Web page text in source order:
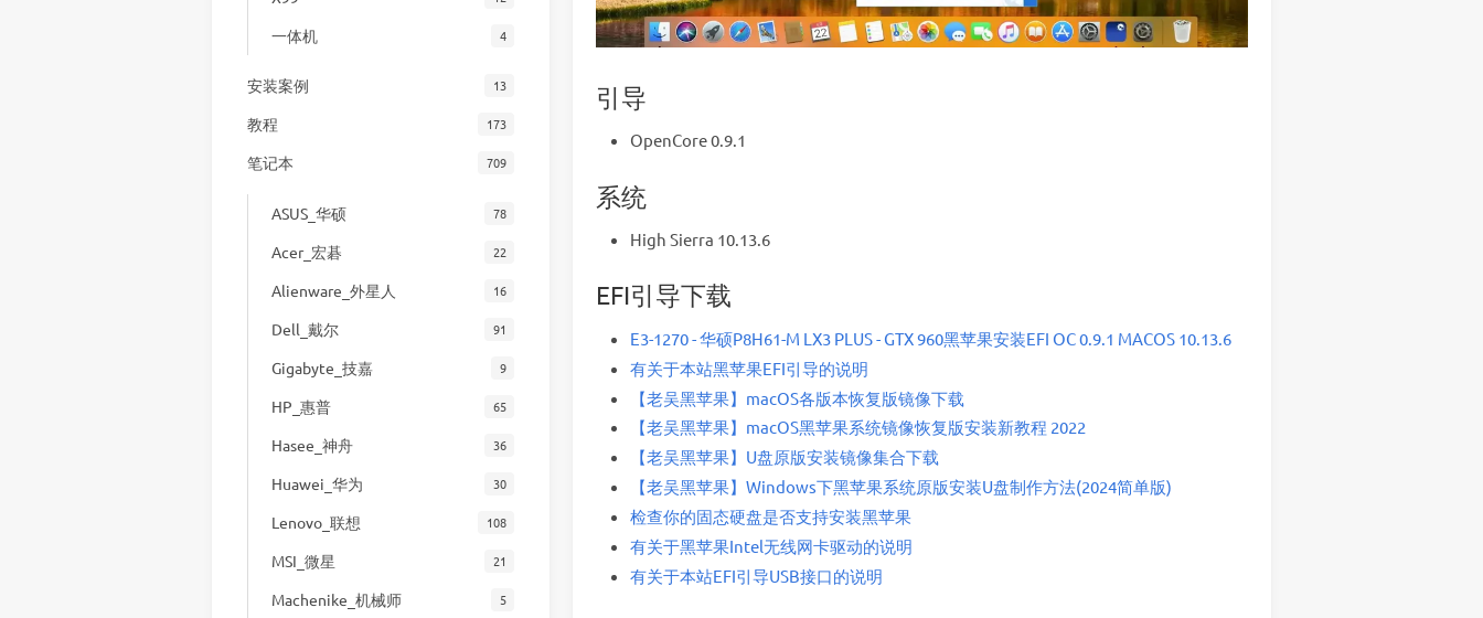
引导
OpenCore 0.9.1
系统
High Sierra 10.13.6
EFI引导下载
E3-1270 - 华硕P8H61-M LX3 PLUS - GTX 960黑苹果安装EFI OC 0.9.1 MACOS 10.13.6
有关于本站黑苹果EFI引导的说明
【老吴黑苹果】macOS各版本恢复版镜像下载
【老吴黑苹果】macOS黑苹果系统镜像恢复版安装新教程 2022
【老吴黑苹果】U盘原版安装镜像集合下载
【老吴黑苹果】Windows下黑苹果系统原版安装U盘制作方法(2024简单版)
检查你的固态硬盘是否支持安装黑苹果
有关于黑苹果Intel无线网卡驱动的说明
有关于本站EFI引导USB接口的说明
一体机 4
安装案例 13
教程 173
笔记本 709
ASUS_华硕 78
Acer_宏碁 22
Alienware_外星人 16
Dell_戴尔 91
Gigabyte_技嘉 9
HP_惠普 65
Hasee_神舟 36
Huawei_华为 30
Lenovo_联想 108
MSI_微星 21
Machenike_机械师 5